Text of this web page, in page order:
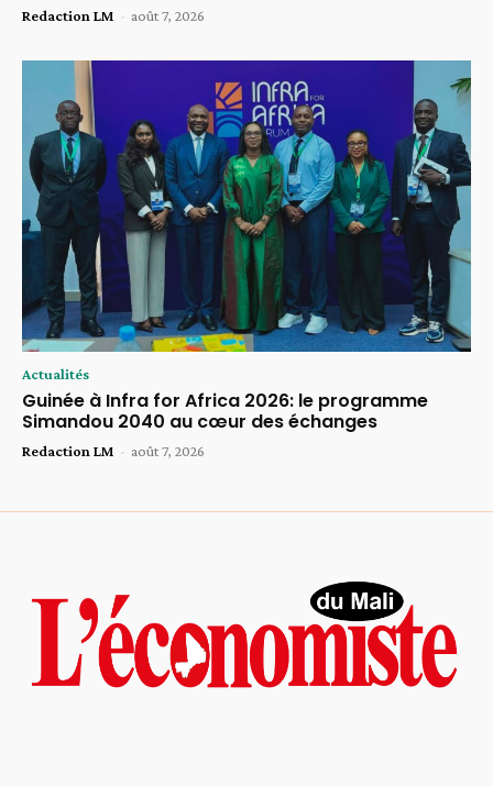
Redaction LM - août 7, 2026
Actualités
Guinée à Infra for Africa 2026: le programme
Simandou 2040 au cœur des échanges
Redaction LM - août 7, 2026